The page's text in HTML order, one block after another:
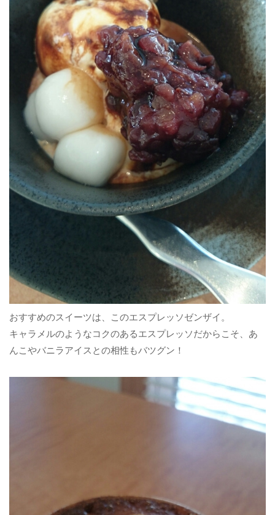
おすすめのスイーツは、このエスプレッソゼンザイ。
キャラメルのようなコクのあるエスプレッソだからこそ、あ
んこやバニラアイスとの相性もバツグン！